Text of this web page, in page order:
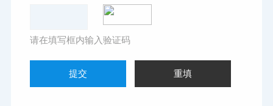
请在填写框内输入验证码